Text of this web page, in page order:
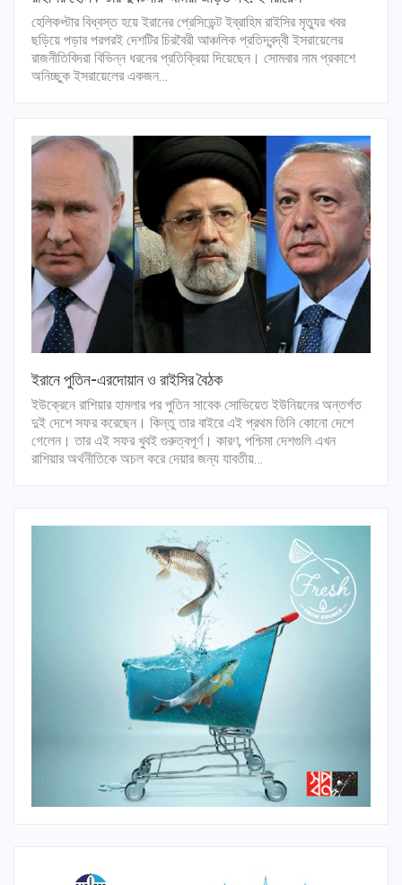
হেলিকপ্টার বিধ্বস্ত হয়ে ইরানের প্রেসিডেন্ট ইব্রাহিম রাইসির মৃত্যুর খবর
ছড়িয়ে পড়ার পরপরই দেশটির চিরবৈরী আঞ্চলিক প্রতিদ্বন্দ্বী ইসরায়েলের
রাজনীতিবিদরা বিভিন্ন ধরনের প্রতিক্রিয়া দিয়েছেন। সোমবার নাম প্রকাশে
অনিচ্ছুক ইসরায়েলের একজন…
ইরানে পুতিন-এরদোয়ান ও রাইসির বৈঠক
ইউক্রেনে রাশিয়ার হামলার পর পুতিন সাবেক সোভিয়েত ইউনিয়নের অন্তর্গত
দুই দেশে সফর করেছেন। কিন্তু তার বাইরে এই প্রথম তিনি কোনো দেশে
গেলেন। তার এই সফর খুবই গুরুত্বপূর্ণ। কারণ, পশ্চিমা দেশগুলি এখন
রাশিয়ার অর্থনীতিকে অচল করে দেয়ার জন্য যাবতীয়…